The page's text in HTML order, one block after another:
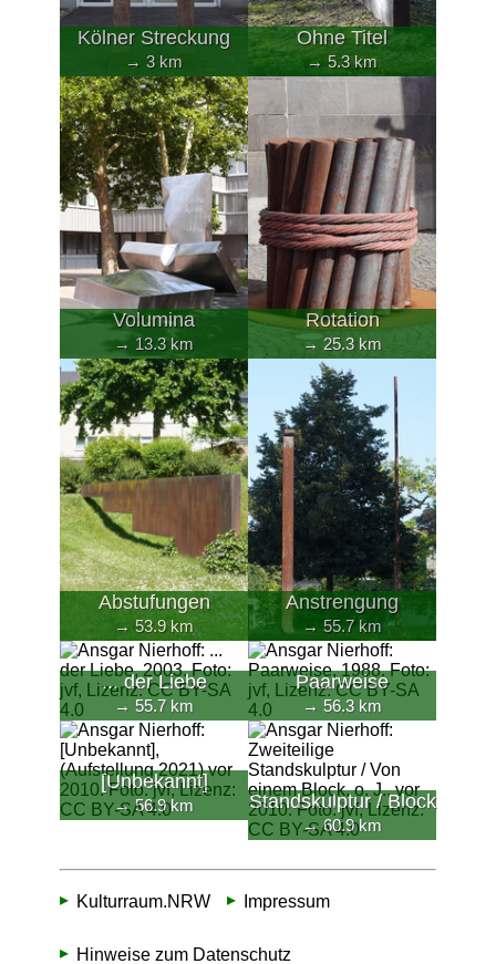
Kölner Streckung
→ 3 km
Ohne Titel
→ 5.3 km
Volumina
→ 13.3 km
Rotation
→ 25.3 km
Abstufungen
→ 53.9 km
Anstrengung
→ 55.7 km
... der Liebe
→ 55.7 km
Paarweise
→ 56.3 km
[Unbekannt]
→ 56.9 km Standskulptur / Block
→ 60.9 km
Kulturraum.NRW Impressum
Hinweise zum Datenschutz